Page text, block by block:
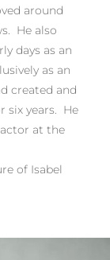
around
He also
days as an
as an
created and
six years. He
at the
of Isabel